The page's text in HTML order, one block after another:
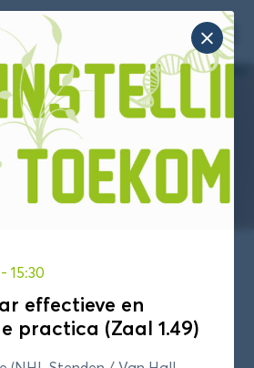
Zoek
naar:

2026
vind je informatie over het
Conferentie van 19 maart
2026.
Programma Blokkenschema
- 15:30
effectieve en
practica (Zaal 1.49)